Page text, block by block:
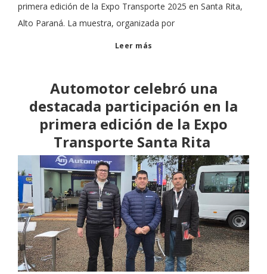
primera edición de la Expo Transporte 2025 en Santa Rita,
Alto Paraná. La muestra, organizada por
Leer más
Automotor celebró una
destacada participación en la
primera edición de la Expo
Transporte Santa Rita